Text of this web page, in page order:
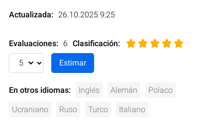
Actualizada: 26.10.2025 9:25
Evaluaciones: 6 Clasificación:
En otros idiomas: Inglés Alemán Polaco
Ucraniano Ruso Turco Italiano